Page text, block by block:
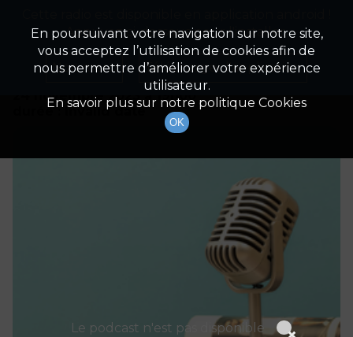
Détails De L'épisode
24 novembre 2023
à 19h00
durée : Invalid date
En poursuivant votre navigation sur notre site,
vous acceptez l’utilisation de cookies afin de
nous permettre d’améliorer votre expérience
utilisateur.
En savoir plus sur notre politique Cookies
OK
Appuyez ci-dessous pour l'installer.
Non merci Télécharger l'application
Le podcast n'est pas disponible